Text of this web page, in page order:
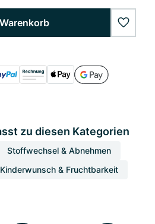
zu diesen Kategorien
Stoffwechsel & Abnehmen
Kinderwunsch & Fruchtbarkeit